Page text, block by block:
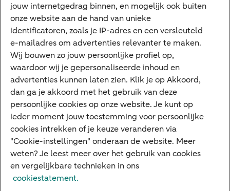
Cyber Veilig & Zeker
Private Banking
Interessant
Sectoren & trends
Ondernemersverhalen
Valutacentrum
Alles over PSD2
Business Community
Over ABN AMRO
jouw internetgedrag binnen, en mogelijk ook buiten
onze website aan de hand van unieke
identificatoren, zoals je IP-adres en een versleuteld
e-mailadres om advertenties relevanter te maken.
Wij bouwen zo jouw persoonlijke profiel op,
waardoor wij je gepersonaliseerde inhoud en
advertenties kunnen laten zien. Klik je op Akkoord,
dan ga je akkoord met het gebruik van deze
persoonlijke cookies op onze website. Je kunt op
ieder moment jouw toestemming voor persoonlijke
cookies intrekken of je keuze veranderen via
"Cookie-instellingen" onderaan de website. Meer
weten? Je leest meer over het gebruik van cookies
en vergelijkbare technieken in ons
cookiestatement.